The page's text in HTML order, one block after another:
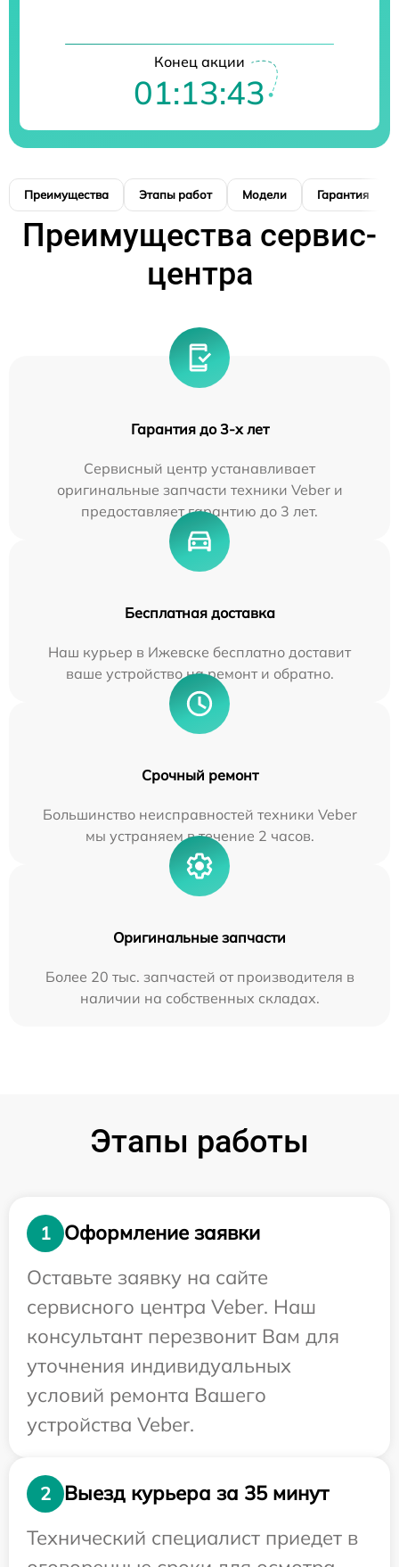
Конец акции
01:13:42
Преимущества Этапы работ Модели Гарантия
Преимущества сервис-
центра
Гарантия до 3-х лет
Сервисный центр устанавливает
оригинальные запчасти техники Veber и
предоставляет гарантию до 3 лет.
Бесплатная доставка
Наш курьер в Ижевске бесплатно доставит
ваше устройство на ремонт и обратно.
Срочный ремонт
Большинство неисправностей техники Veber
мы устраняем в течение 2 часов.
Оригинальные запчасти
Более 20 тыс. запчастей от производителя в
наличии на собственных складах.
Этапы работы
1
Оформление заявки
Оставьте заявку на сайте
сервисного центра Veber. Наш
консультант перезвонит Вам для
уточнения индивидуальных
условий ремонта Вашего
устройства Veber.
2
Выезд курьера за 35 минут
Технический специалист приедет в